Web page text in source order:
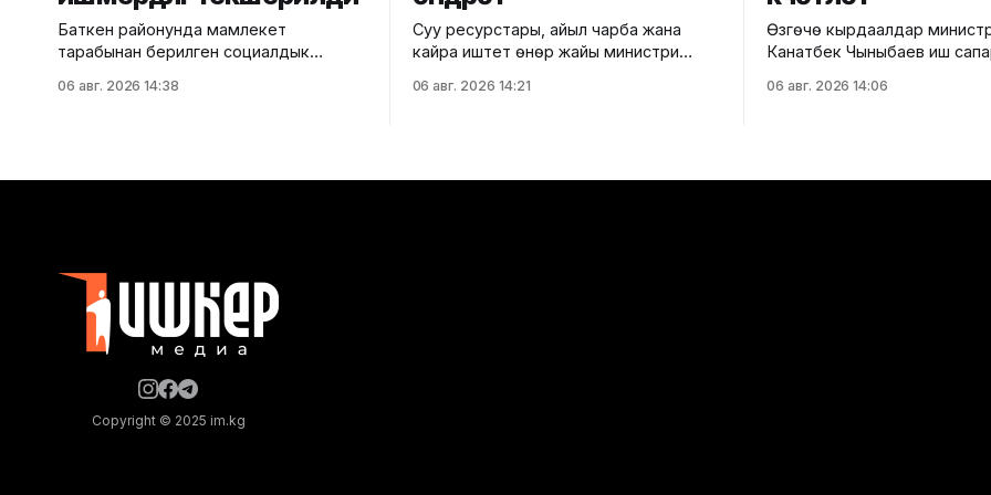
Баткен районунда мамлекет
тарабынан берилген социалдык
мониторинг жүргүзүлдү. Бул тууралуу
орун басары Сүйүнбай Сатыбалдиев
учурунда 100 миң жана 150 миң сом
өлчөмүндө каражат алган үй-бүлөлөрдүн
учурдагы иштери каралды.
06 авг. 2026 14:38
Суу ресурстары, айыл чарба жана
кайра иштетүү өнөр жайы министри
чарбасындагы алдыңкы ишканалардын
маалыматына ылайык, ишкана
06 авг. 2026 14:21
Өзгөчө кырдаалдар
Канатбек Чыныбаев иш
Өзгөчө кырдаалдар бөлүмүнүн
материалдык-техникалык
06 авг. 2026 14:06
Copyright © 2025 im.kg